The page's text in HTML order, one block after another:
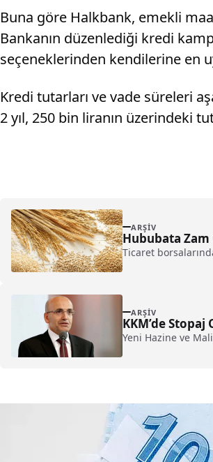
Buna göre Halkbank, emekli
Bankanın düzenlediği kredi
seçeneklerinden kendilerine en
Kredi tutarları ve vade süreleri
2 yıl, 250 bin liranın üzerindeki
ARŞIV
Hububata Zam
Ticaret
ARŞIV
KKM’de Stopaj
Yeni Hazine ve